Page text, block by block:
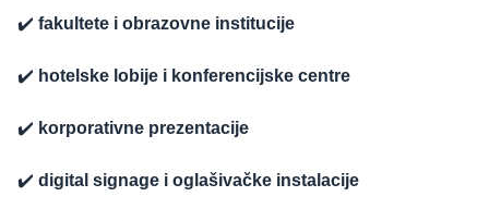
✔️ fakultete i obrazovne institucije
✔️ hotelske lobije i konferencijske centre
✔️ korporativne prezentacije
✔️ digital signage i oglašivačke instalacije